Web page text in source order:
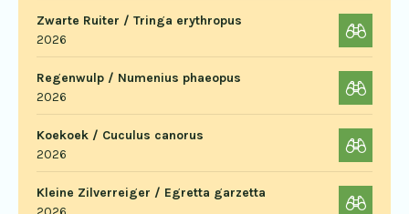
Zwarte Ruiter / Tringa erythropus
2026
Regenwulp / Numenius phaeopus
2026
Koekoek / Cuculus canorus
2026
Kleine Zilverreiger / Egretta garzetta